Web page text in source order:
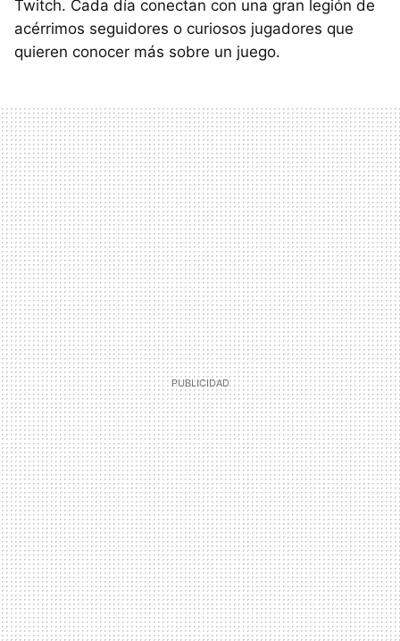
Twitch. Cada día conectan con una gran legión de
acérrimos seguidores o curiosos jugadores que
quieren conocer más sobre un juego.